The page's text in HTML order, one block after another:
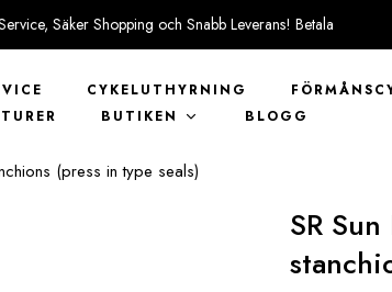
Säker Shopping och Snabb Leverans! Betala
CYKELUTHYRNING
BUTIKEN BLOGG
(press in type seals)
SR